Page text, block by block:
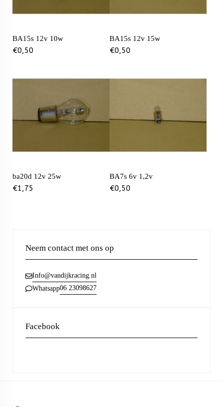
BA15s 12v 10w
€0,50
BA15s 12v 15w
€0,50
ba20d 12v 25w
€1,75
BA7s 6v 1,2v
€0,50
Neem contact met ons op
Info@vandijkracing.nl
Whatsapp06 23098627
Facebook